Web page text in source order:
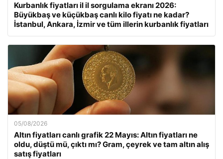
Kurbanlık fiyatları il il sorgulama ekranı 2026:
Büyükbaş ve küçükbaş canlı kilo fiyatı ne kadar?
İstanbul, Ankara, İzmir ve tüm illerin kurbanlık fiyatları
05/08/2026
Altın fiyatları canlı grafik 22 Mayıs: Altın fiyatları ne
oldu, düştü mü, çıktı mı? Gram, çeyrek ve tam altın alış
satış fiyatları